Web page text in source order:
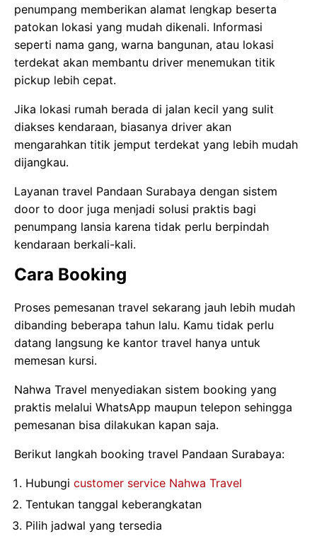
penumpang memberikan alamat lengkap beserta
patokan lokasi yang mudah dikenali. Informasi
seperti nama gang, warna bangunan, atau lokasi
terdekat akan membantu driver menemukan titik
pickup lebih cepat.
Jika lokasi rumah berada di jalan kecil yang sulit
diakses kendaraan, biasanya driver akan
mengarahkan titik jemput terdekat yang lebih mudah
dijangkau.
Layanan travel Pandaan Surabaya dengan sistem
door to door juga menjadi solusi praktis bagi
penumpang lansia karena tidak perlu berpindah
kendaraan berkali-kali.
Cara Booking
Proses pemesanan travel sekarang jauh lebih mudah
dibanding beberapa tahun lalu. Kamu tidak perlu
datang langsung ke kantor travel hanya untuk
memesan kursi.
Nahwa Travel menyediakan sistem booking yang
praktis melalui WhatsApp maupun telepon sehingga
pemesanan bisa dilakukan kapan saja.
Berikut langkah booking travel Pandaan Surabaya:
Hubungi customer service Nahwa Travel
Tentukan tanggal keberangkatan
Pilih jadwal yang tersedia